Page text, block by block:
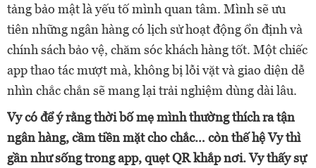
tảng bảo mật là yếu tố mình quan tâm. Mình sẽ ưu
tiên những ngân hàng có lịch sử hoạt động ổn định và
chính sách bảo vệ, chăm sóc khách hàng tốt. Một chiếc
app thao tác mượt mà, không bị lỗi vặt và giao diện dễ
nhìn chắc chắn sẽ mang lại trải nghiệm dùng dài lâu.
Vy có để ý rằng thời bố mẹ mình thường thích ra tận
ngân hàng, cầm tiền mặt cho chắc… còn thế hệ Vy thì
gần như sống trong app, quẹt QR khắp nơi. Vy thấy sự